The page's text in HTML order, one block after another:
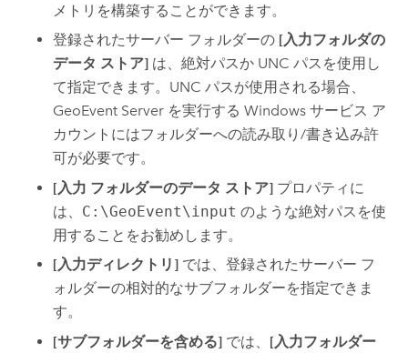
メトリを構築することができます。
登録されたサーバー フォルダーの [入力フォルダの
データ ストア] は、絶対パスか UNC パスを使用し
て指定できます。UNC パスが使用される場合、
GeoEvent Server を実行する Windows サービス ア
カウントにはフォルダーへの読み取り/書き込み許
可が必要です。
[入力 フォルダーのデータ ストア] プロパティに
は、 C:\GeoEvent\input のような絶対パスを使
用することをお勧めします。
[入力ディレクトリ] では、登録されたサーバー フ
ォルダーの相対的なサブフォルダーを指定できま
す。
[サブフォルダーを含める] では、 [入力フォルダー